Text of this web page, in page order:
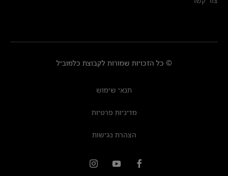
© כל הזכויות שמורות לקבוצת כלמוביל
תנאי שימוש
מדיניות פרטיות
הצהרת נגישות